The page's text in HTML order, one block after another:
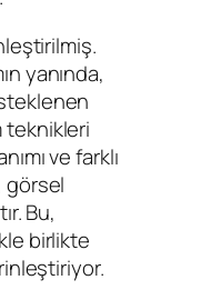
yanında,
teknikleri
ve farklı
görsel
Bu,
birlikte